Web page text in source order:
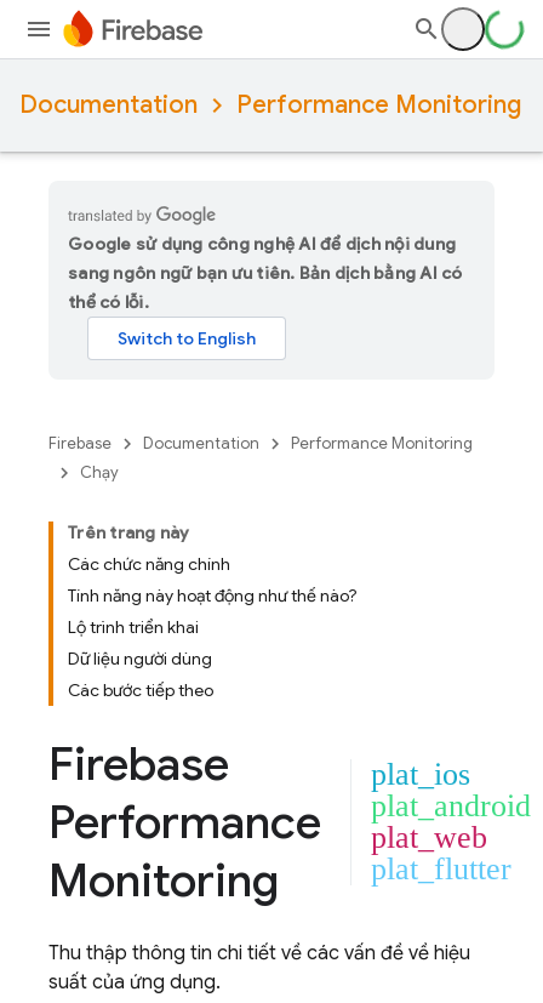
Documentation Performance Monitoring
Google sử dụng công nghệ AI để dịch nội dung
sang ngôn ngữ bạn ưu tiên. Bản dịch bằng AI có
thể có lỗi.
Firebase Documentation
Performance Monitoring
Chạy
Trên trang này
Các chức năng chính
Tính năng này hoạt động như thế nào?
Lộ trình triển khai
Dữ liệu người dùng
Các bước tiếp theo
Firebase
Performance
Monitoring
plat_ios
plat_android
plat_web
plat_flutter
Thu thập thông tin chi tiết về các vấn đề về hiệu
suất của ứng dụng.